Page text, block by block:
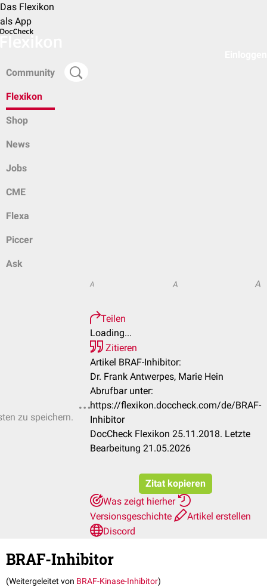
Das Flexikon
als App
Community
Flexikon
Shop
News
Jobs
CME
Flexa
Piccer
Ask
zu speichern.
A A A
Teilen
Loading...
Zitieren
Artikel BRAF-Inhibitor:
Dr. Frank Antwerpes, Marie Hein
Abrufbar unter:
https://flexikon.doccheck.com/de/BRAF-
Inhibitor
DocCheck Flexikon 25.11.2018. Letzte
Bearbeitung 21.05.2026
Zitat kopieren
Was zeigt hierher
Versionsgeschichte
Artikel erstellen
Discord
BRAF-Inhibitor
(Weitergeleitet von BRAF-Kinase-Inhibitor)